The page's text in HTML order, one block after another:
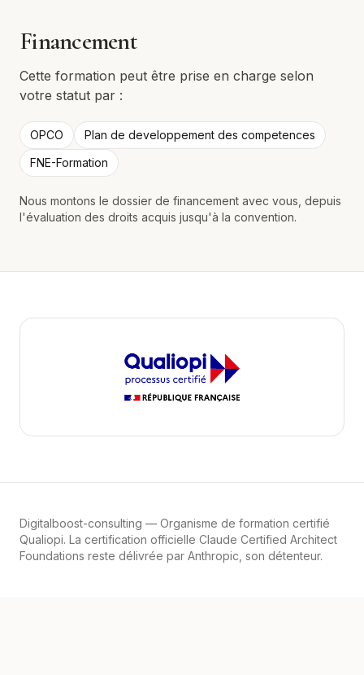
Financement
Cette formation peut être prise en charge selon
votre statut par :
OPCO
Plan de developpement des competences
FNE-Formation
Nous montons le dossier de financement avec vous, depuis
l'évaluation des droits acquis jusqu'à la convention.
Digitalboost-consulting — Organisme de formation certifié
Qualiopi. La certification officielle Claude Certified Architect
Foundations reste délivrée par Anthropic, son détenteur.